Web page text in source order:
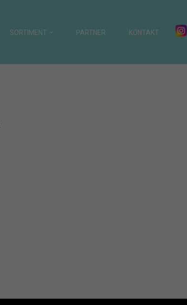
SORTIMENT PARTNER KONTAKT